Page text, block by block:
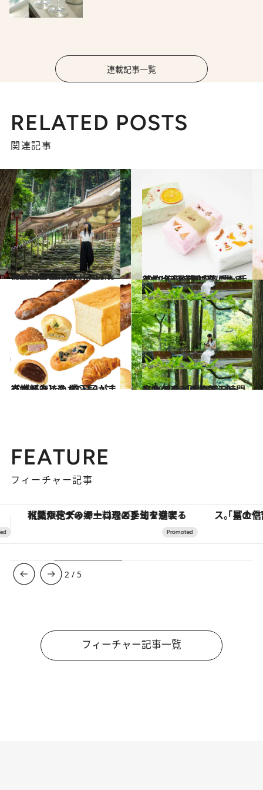
連載記事一覧
RELATED POSTS
関連記事
2019.8.31
「ロテルド比叡」の極上プランで 秋色の比叡山を厄払い散策
旅＆お出かけ 2019.12.13
2019年【京都府】凄い手みやげ3選 絶対喜ばれる美的土産が舞い降りた！
グルメ
2019.6.4
【京都府】のおいしいご当地パン だし巻玉子がまるごと入ったパンも
グルメ 2019.6.18
自由スタイルの贅沢時間を叶える 「星野リゾート」のひとり旅プラン
旅＆お出かけ
FEATURE
フィーチャー記事
「星のや富士」でデジタルデトックス。冨士信仰の歴史を辿り、心身を調える。
3 / 5
フィーチャー記事一覧